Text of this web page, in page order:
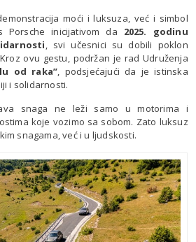
moći i luksuza, već i simbol
Porsche inicijativom da 2025. godinu
, svi učesnici su dobili poklon
ovu gestu, podržan je rad Udruženja
od raka”, podsjećajući da je istinska
i solidarnosti.
snaga ne leži samo u motorima i
koje vozimo sa sobom. Zato luksuz
snagama, već i u ljudskosti.